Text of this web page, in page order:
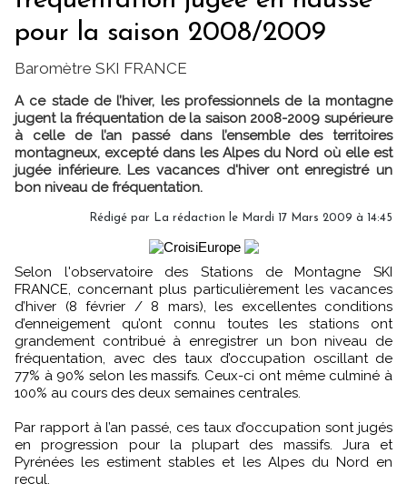
pour la saison 2008/2009
Baromètre SKI FRANCE
A ce stade de l’hiver, les professionnels de la montagne
jugent la fréquentation de la saison 2008-2009 supérieure
à celle de l’an passé dans l’ensemble des territoires
montagneux, excepté dans les Alpes du Nord où elle est
jugée inférieure. Les vacances d'hiver ont enregistré un
bon niveau de fréquentation.
Rédigé par La rédaction le Mardi 17 Mars 2009 à 14:45
Selon l'observatoire des Stations de Montagne SKI
FRANCE, concernant plus particulièrement les vacances
d’hiver (8 février / 8 mars), les excellentes conditions
d’enneigement qu’ont connu toutes les stations ont
grandement contribué à enregistrer un bon niveau de
fréquentation, avec des taux d’occupation oscillant de
77% à 90% selon les massifs. Ceux-ci ont même culminé à
100% au cours des deux semaines centrales.
Par rapport à l’an passé, ces taux d’occupation sont jugés
en progression pour la plupart des massifs. Jura et
Pyrénées les estiment stables et les Alpes du Nord en
recul.